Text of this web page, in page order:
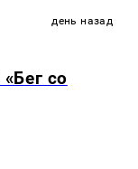
день назад
со